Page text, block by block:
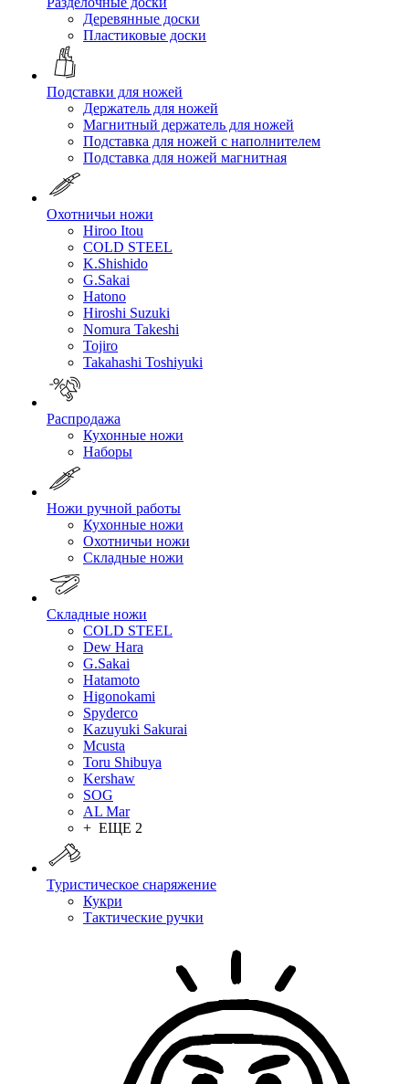
Деревянные доски
Пластиковые доски
Подставки для ножей
Держатель для ножей
Магнитный держатель для ножей
Подставка для ножей с наполнителем
Подставка для ножей магнитная
Охотничьи ножи
Hiroo Itou
COLD STEEL
K.Shishido
G.Sakai
Hatono
Hiroshi Suzuki
Nomura Takeshi
Tojiro
Takahashi Toshiyuki
Распродажа
Кухонные ножи
Наборы
Ножи ручной работы
Кухонные ножи
Охотничьи ножи
Складные ножи
Складные ножи
COLD STEEL
Dew Hara
G.Sakai
Hatamoto
Higonokami
Spyderco
Kazuyuki Sakurai
Mcusta
Toru Shibuya
Kershaw
SOG
AL Mar
+ ЕЩЕ 2
Туристическое снаряжение
Кукри
Тактические ручки